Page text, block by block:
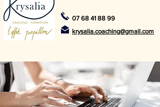
07 68 41 88 99
krysalia.coaching@gmail.com